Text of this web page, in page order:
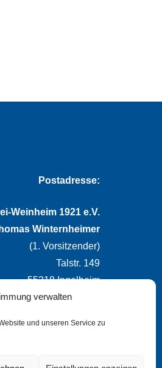
verwalten
und unseren Service zu
Postadresse:
Weinheim 1921 e.V.
Winternheimer
(1. Vorsitzender)
Talstr. 149
55218 Ingelheim